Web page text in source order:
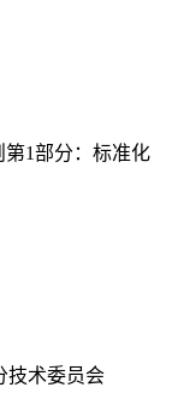
第1部分：标准化
技术委员会